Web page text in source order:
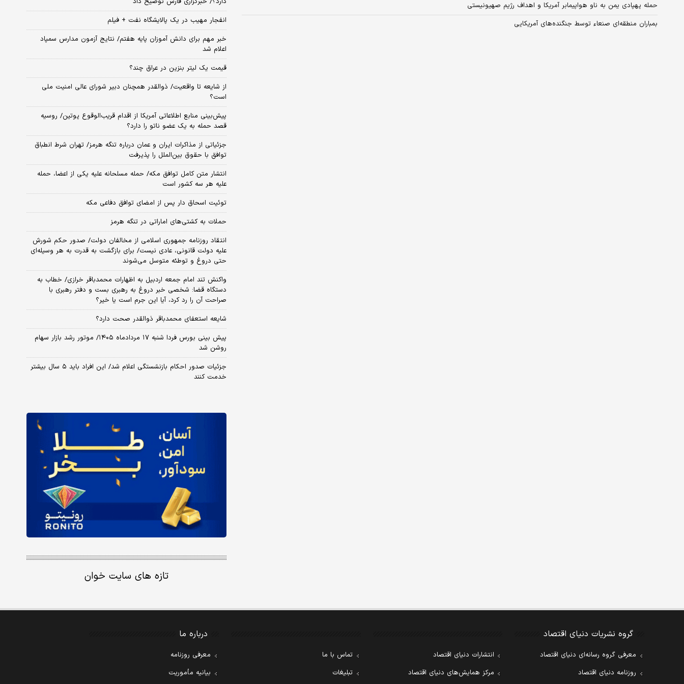
حمله پهپادی یمن به ناو هواپیمابر آمریکا و اهداف رژیم صهیونیستی
بمباران منطقه‌ای صنعاء توسط جنگنده‌های آمریکایی
انفجار مهیب در یک پالایشگاه نفت + فیلم
خبر مهم برای دانش آموزان پایه هفتم/ نتایج آزمون مدارس سمپاد
اعلام شد
قیمت یک لیتر بنزین در عراق چند؟
از شایعه تا واقعیت/ ذوالقدر همچنان دبیر شورای ‌عالی امنیت ملی
است؟
پیش‌بینی منابع اطلاعاتی آمریکا از اقدام قریب‌الوقوع پوتین/ روسیه
قصد حمله به یک عضو ناتو را دارد؟
جزئیاتی از مذاکرات ایران و عمان درباره تنگه هرمز/ تهران شرط انطباق
توافق با حقوق بین‌الملل را پذیرفت
انتشار متن کامل توافق مکه/ حمله مسلحانه علیه یکی از اعضا، حمله
علیه هر سه کشور است
توئیت اسحاق دار پس از امضای توافق دفاعی مکه
حملات به کشتی‌های اماراتی در تنگه هرمز
انتقاد روزنامه جمهوری اسلامی از مخالفان دولت/ صدور حکم شورش
علیه دولت قانونی، عادی نیست/ برای بازگشت به قدرت به هر وسیله‌ای
حتی دروغ و توطئه متوسل می‌شوند
واکنش تند امام جمعه اردبیل به اظهارات محمدباقر خرازی/ خطاب به
دستگاه قضا: شخصی خبر دروغ به رهبری بست و دفتر رهبری با
صراحت آن را رد کرد، آیا این جرم است یا خیر؟
شایعه استعفای محمدباقر ذوالقدر صحت دارد؟
پیش بینی بورس فردا شنبه ۱۷ مردادماه ۱۴۰۵/ موتور رشد بازار سهام
روشن شد
جزئیات صدور احکام بازنشستگی اعلام شد/ این افراد باید ۵ سال بیشتر
خدمت کنند
تازه های سایت خوان
گروه نشریات دنیای اقتصاد
معرفی گروه رسانه‌ای دنیای اقتصاد
روزنامه دنیای اقتصاد
انتشارات دنیای اقتصاد
مرکز همایش‌های دنیای اقتصاد
تماس با ما
تبلیغات
درباره ما
معرفی روزنامه
بیانیه مأموریت